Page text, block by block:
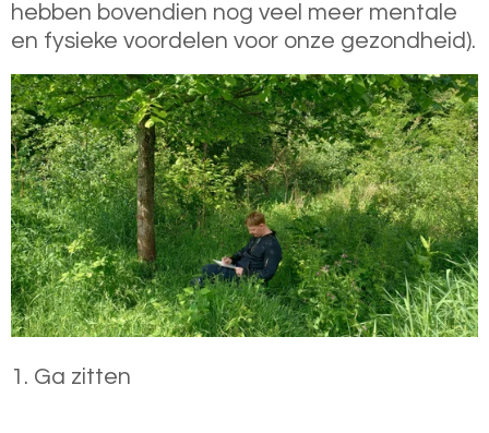
hebben bovendien nog veel meer mentale
en fysieke voordelen voor onze gezondheid).
1. Ga zitten